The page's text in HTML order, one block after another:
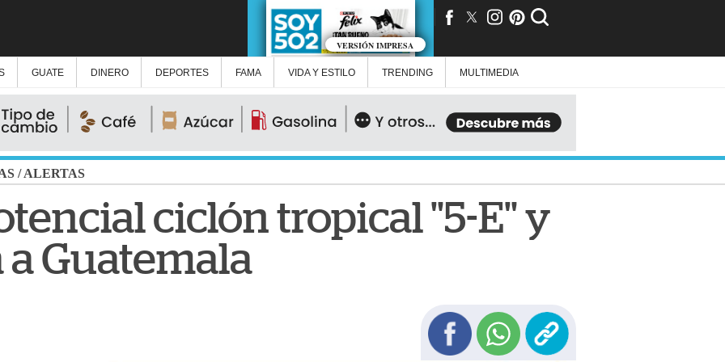
VERSIÓN IMPRESA
GUATE DINERO DEPORTES FAMA VIDA Y ESTILO TRENDING MULTIMEDIA
/ALERTAS
ciclón tropical "5-E" y
Guatemala